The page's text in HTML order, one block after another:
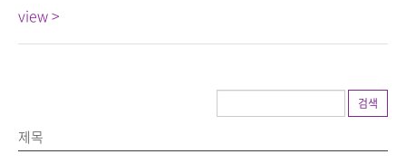
view >
검색
제목